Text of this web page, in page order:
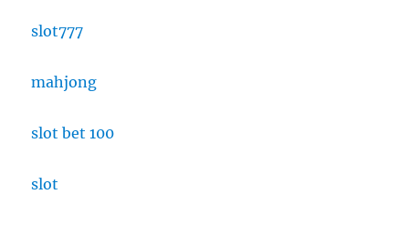
slot777
mahjong
slot bet 100
slot